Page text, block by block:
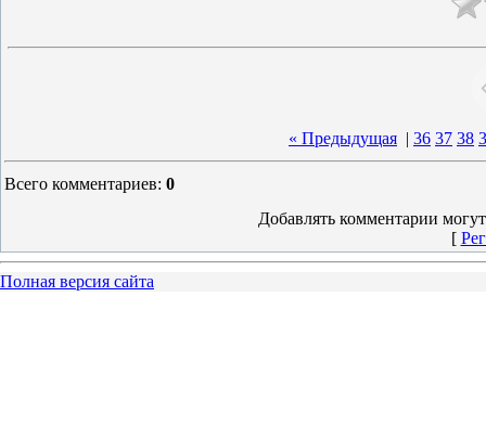
« Предыдущая | 36 37 38
Всего комментариев: 0
Добавлять комментарии
[
Полная версия сайта